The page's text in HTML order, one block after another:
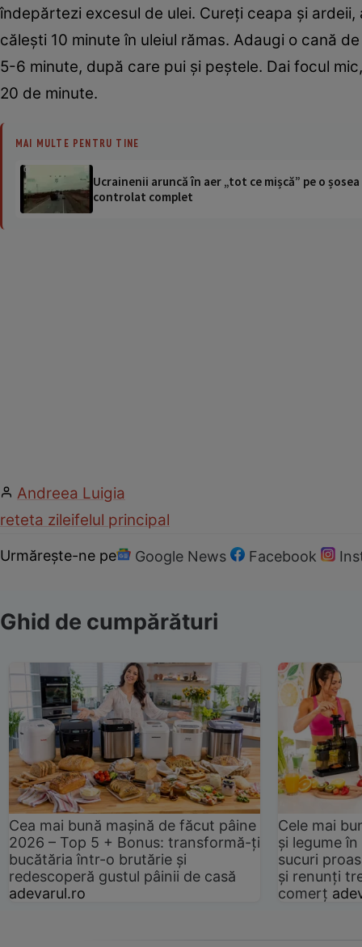
îndepărtezi excesul de ulei. Cureţi ceapa şi
căleşti 10 minute în uleiul rămas. Adaugi o cană
5-6 minute, după care pui şi peştele. Dai focul
20 de minute.
MAI MULTE PENTRU TINE
Ucrainenii aruncă în aer „tot ce mișcă” pe o
controlat complet
Andreea Luigia
reteta zileifelul principal
Urmărește-ne pe Google News Facebook
Ghid de cumpărături
Cea mai bună mașină de făcut pâine
2026 – Top 5 + Bonus: transformă-ți
bucătăria într-o brutărie și
redescoperă gustul pâinii de casă
adevarul.ro
Cele mai
și legume
sucuri
și renunți
comerț